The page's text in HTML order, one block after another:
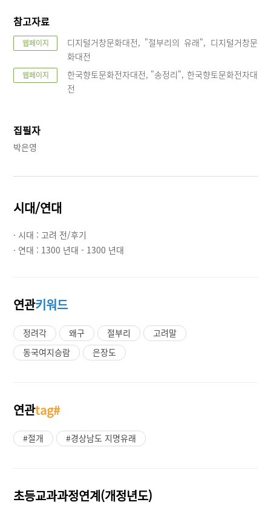
참고자료
웹페이지
디지털거창문화대전, "절부리의 유래", 디지털거창문
화대전
웹페이지
한국향토문화전자대전, "송정리", 한국향토문화전자대
전
집필자
박은영
시대/연대
· 시대 : 고려 전/후기
· 연대 : 1300 년대 - 1300 년대
연관키워드
정려각 왜구 절부리
고려말
동국여지승람
은장도
연관tag#
#절개 #경상남도 지명유래
초등교과과정연계(개정년도)